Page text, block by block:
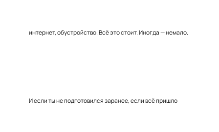
интернет, обустройство. Всё это стоит. Иногда — немало.
И если ты не подготовился заранее, если всё пришло